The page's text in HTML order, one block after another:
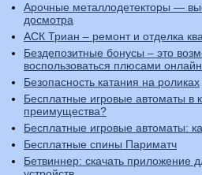
Арочные металлодетекторы —
досмотра
АСК Триан – ремонт и отделка
Бездепозитные бонусы – это
воспользоваться плюсами
Безопасность катания на роликах
Бесплатные игровые автоматы в
преимущества?
Бесплатные игровые автоматы:
Бесплатные спины Париматч
Бетвиннер: скачать приложение